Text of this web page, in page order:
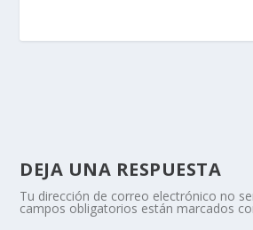
DEJA UNA RESPUESTA
Tu dirección de correo electrónico no
campos obligatorios están marcados